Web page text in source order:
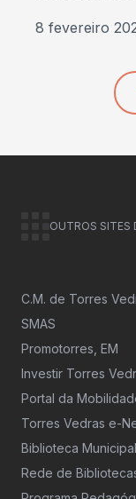
8 fevereiro
OUTROS SITES
C.M. de Torres
SMAS
Promotorres, EM
Investir Torres
Portal da
Torres Vedras e-
Biblioteca Municipal
Rede de